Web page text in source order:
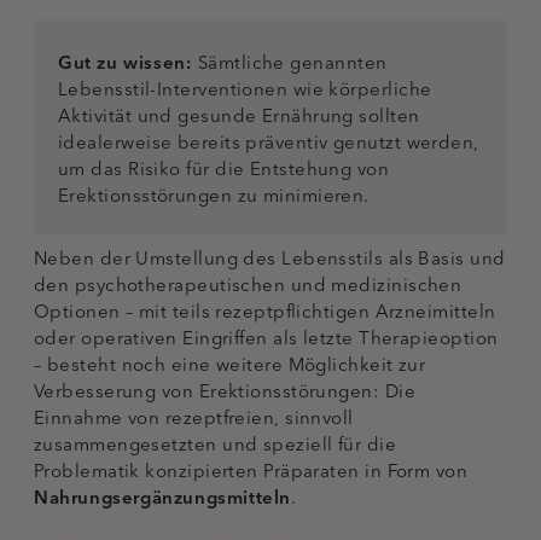
Gut zu wissen: Sämtliche genannten
Lebensstil-Interventionen wie körperliche
Aktivität und gesunde Ernährung sollten
idealerweise bereits präventiv genutzt werden,
um das Risiko für die Entstehung von
Erektionsstörungen zu minimieren.
Neben der Umstellung des Lebensstils als Basis und
den psychotherapeutischen und medizinischen
Optionen – mit teils rezeptpflichtigen Arzneimitteln
oder operativen Eingriffen als letzte Therapieoption
– besteht noch eine weitere Möglichkeit zur
Verbesserung von Erektionsstörungen: Die
Einnahme von rezeptfreien, sinnvoll
zusammengesetzten und speziell für die
Problematik konzipierten Präparaten in Form von
Nahrungsergänzungsmitteln.